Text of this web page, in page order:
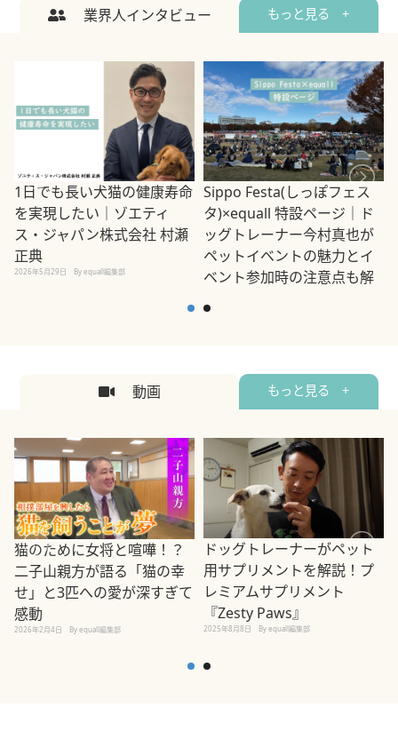
業界人インタビュー もっと見る +
1日でも長い犬猫の健康寿命
を実現したい｜ゾエティ
ス・ジャパン株式会社 村瀬
正典
2026年5月29日 By equall編集部
Sippo Festa(しっぽフェス
タ)×equall 特設ページ｜ド
ッグトレーナー今村真也が
ペットイベントの魅力とイ
ベント参加時の注意点も解
2026年5月12日
動画 もっと見る +
猫のために女将と喧嘩！？
二子山親方が語る「猫の幸
せ」と3匹への愛が深すぎて
感動
2026年2月4日 By equall編集部
ドッグトレーナーがペット
用サプリメントを解説！プ
レミアムサプリメント
『Zesty Paws』
2025年8月8日 By equall編集部